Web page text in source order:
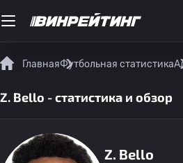
ГлавнаяФутбольная статистика
Z. Bello - статистика и обзор
Z. Bello